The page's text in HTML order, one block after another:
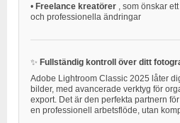
• Freelance kreatörer
, som önskar
och professionella ändringar
✨ Fullständig kontroll över ditt
Adobe Lightroom Classic 2025 låter
bilder, med avancerade verktyg för
export. Det är den perfekta partnern
en professionell arbetsflöde, utan